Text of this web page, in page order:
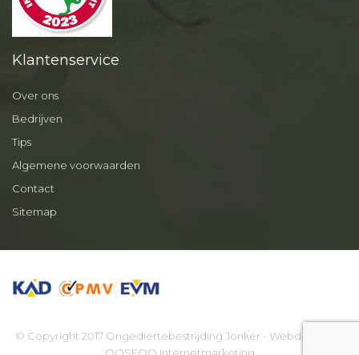
Klantenservice
Over ons
Bedrijven
Tips
Algemene voorwaarden
Contact
Sitemap
© Copyright 2017 Ongediertebestrijding Jonker - Webdesign by